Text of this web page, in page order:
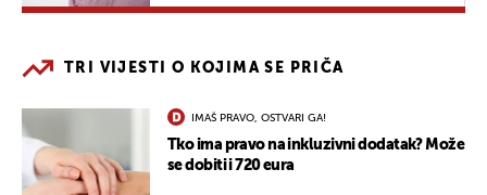
TRI VIJESTI O KOJIMA SE PRIČA
IMAŠ PRAVO, OSTVARI GA!
Tko ima pravo na inkluzivni dodatak? Može
se dobiti i 720 eura